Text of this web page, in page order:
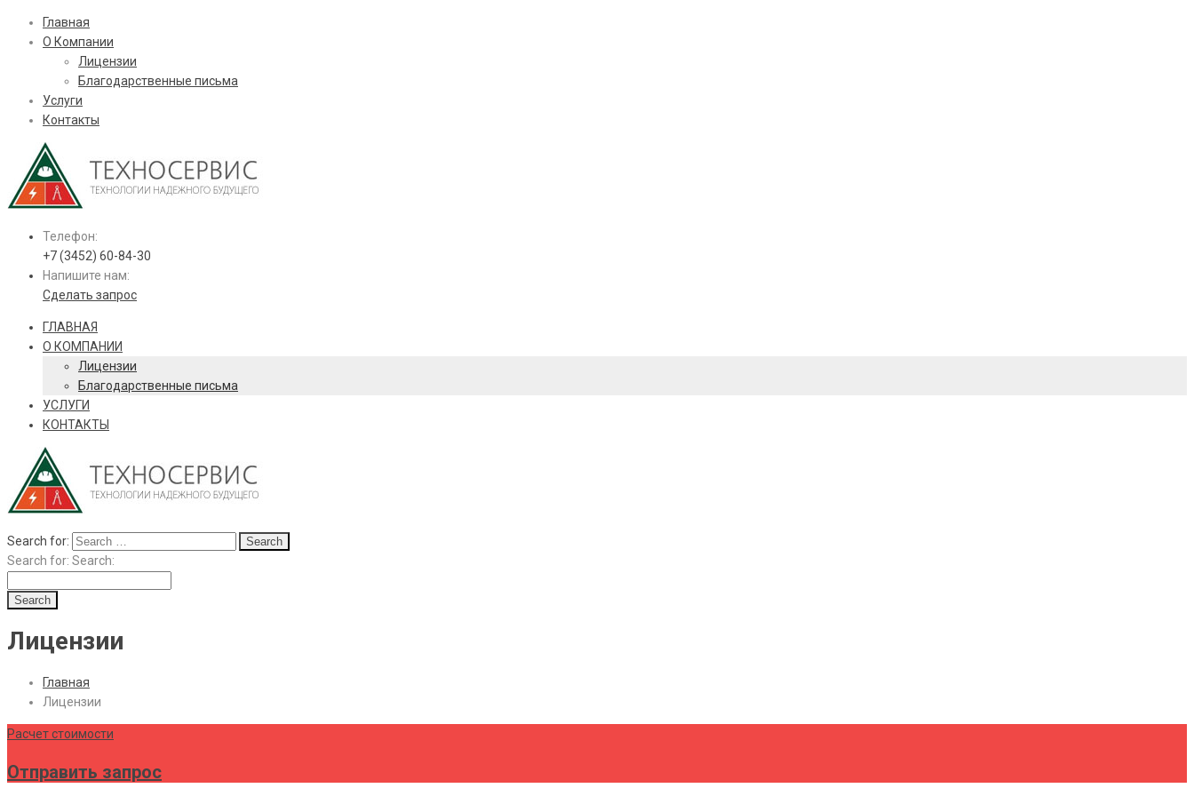
Главная
О Компании
Лицензии
Благодарственные письма
Услуги
Контакты
Телефон:
+7 (3452) 60-84-30
Напишите нам:
Сделать запрос
ГЛАВНАЯ
О КОМПАНИИ
Лицензии
Благодарственные письма
УСЛУГИ
КОНТАКТЫ
Search for:
Search for: Search:
Лицензии
Главная
Лицензии
Расчет стоимости
Отправить запрос